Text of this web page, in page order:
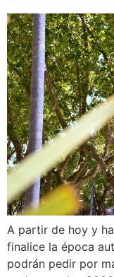
A partir de hoy y
finalice la época
podrán pedir por